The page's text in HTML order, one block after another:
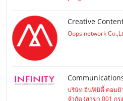
Creative
Oops network
บริษัท อินฟินิตี้ คอม
จำกัด (สาขา 001 กรุ